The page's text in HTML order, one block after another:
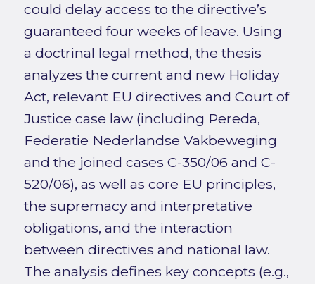
could delay access to the directive’s
guaranteed four weeks of leave. Using
a doctrinal legal method, the thesis
analyzes the current and new Holiday
Act, relevant EU directives and Court of
Justice case law (including Pereda,
Federatie Nederlandse Vakbeweging
and the joined cases C-350/06 and C-
520/06), as well as core EU principles,
the supremacy and interpretative
obligations, and the interaction
between directives and national law.
The analysis defines key concepts (e.g.,